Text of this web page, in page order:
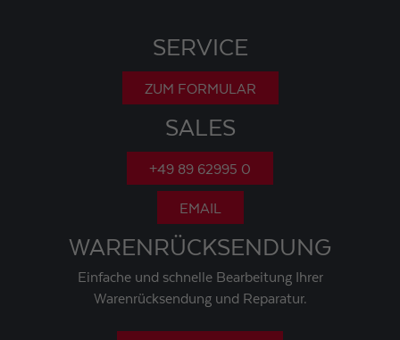
SERVICE
ZUM FORMULAR
SALES
+49 89 62995 0
EMAIL
WARENRÜCKSENDUNG
Einfache und schnelle Bearbeitung Ihrer
Warenrücksendung und Reparatur.